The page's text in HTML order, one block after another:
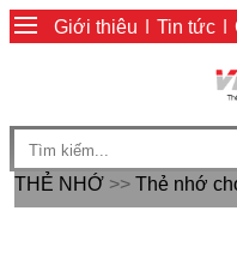
Giới thiệu Tin tức
Giỏ hàng|Chính
THẺ NHỚ >>Thẻ nhớ